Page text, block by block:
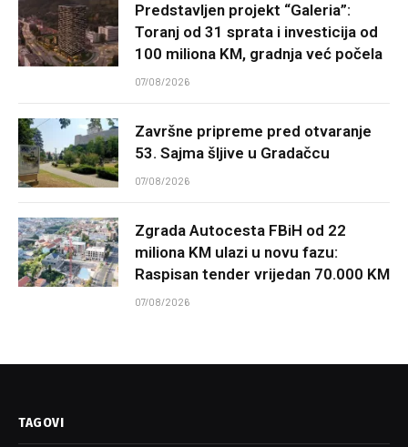
Predstavljen projekt “Galeria”:
Toranj od 31 sprata i investicija od
100 miliona KM, gradnja već počela
07/08/2026
Završne pripreme pred otvaranje
53. Sajma šljive u Gradačcu
07/08/2026
Zgrada Autocesta FBiH od 22
miliona KM ulazi u novu fazu:
Raspisan tender vrijedan 70.000 KM
07/08/2026
TAGOVI